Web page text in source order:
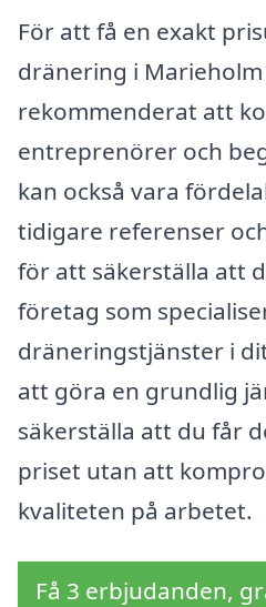
För att få en exakt
dränering i
rekommenderat att
entreprenörer och
kan också vara
tidigare referenser
för att säkerställa att
företag som
dräneringstjänster i
att göra en grundlig
säkerställa att du får
priset utan att
kvaliteten på arbetet.
Få 3 erbjudanden,